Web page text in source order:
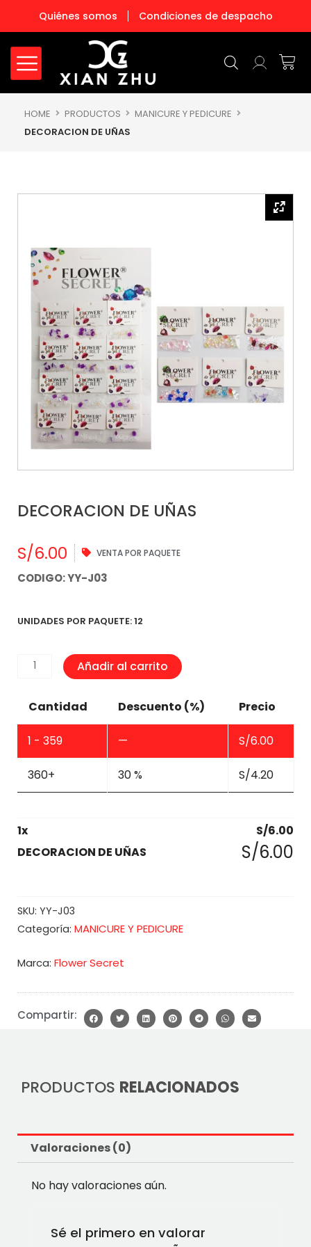
contenido
Quiénes somos Condiciones de despacho
HOME PRODUCTOS
MANICURE Y PEDICURE
DECORACION DE UÑAS
DECORACION DE UÑAS
S/6.00 VENTA POR PAQUETE
CODIGO: YY-J03
UNIDADES POR PAQUETE: 12
DECORACIONAñadir al carrito
Cantidad Descuento (%) Precio
1 - 359 — S/6.00
360+ 30 % S/4.20
1x S/6.00
DECORACION DE UÑAS
S/6.00
SKU: YY-J03
Categoría: MANICURE Y PEDICURE
Marca: Flower Secret
Compartir:
PRODUCTOS RELACIONADOS
Valoraciones (0)
No hay valoraciones aún.
Sé el primero en valorar